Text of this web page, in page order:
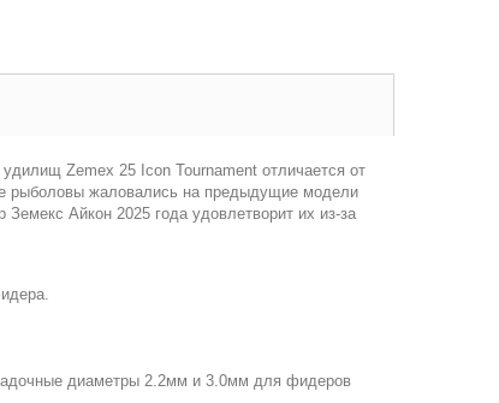
Zemex 25 Icon Tournament отличается от
рыболовы жаловались на предыдущие модели
Айкон 2025 года удовлетворит их из-за
диаметры 2.2мм и 3.0мм для фидеров